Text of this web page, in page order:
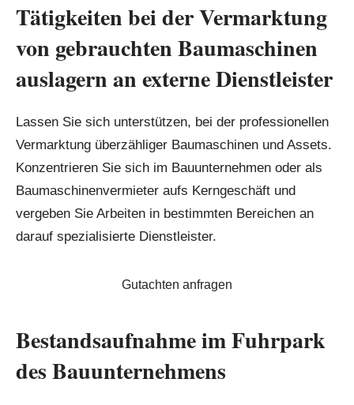
Tätigkeiten bei der Vermarktung
von gebrauchten Baumaschinen
auslagern an externe Dienstleister
Lassen Sie sich unterstützen, bei der professionellen
Vermarktung überzähliger Baumaschinen und Assets.
Konzentrieren Sie sich im Bauunternehmen oder als
Baumaschinenvermieter aufs Kerngeschäft und
vergeben Sie Arbeiten in bestimmten Bereichen an
darauf spezialisierte Dienstleister.
Gutachten anfragen
Bestandsaufnahme im Fuhrpark
des Bauunternehmens